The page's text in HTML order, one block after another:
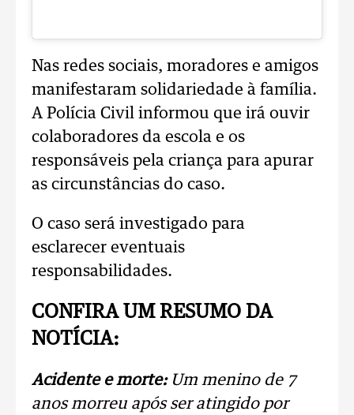
Nas redes sociais, moradores e amigos
manifestaram solidariedade à família.
A Polícia Civil informou que irá ouvir
colaboradores da escola e os
responsáveis pela criança para apurar
as circunstâncias do caso.
O caso será investigado para
esclarecer eventuais
responsabilidades.
CONFIRA UM RESUMO DA
NOTÍCIA:
Acidente e morte: Um menino de 7
anos morreu após ser atingido por